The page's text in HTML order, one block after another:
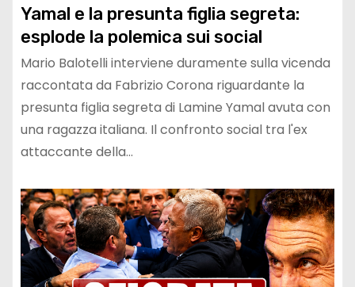
Yamal e la presunta figlia segreta:
esplode la polemica sui social
Mario Balotelli interviene duramente sulla vicenda
raccontata da Fabrizio Corona riguardante la
presunta figlia segreta di Lamine Yamal avuta con
una ragazza italiana. Il confronto social tra l'ex
attaccante della…